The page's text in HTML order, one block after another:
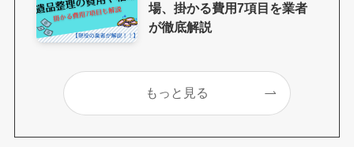
場、掛かる費用7項目を業者
が徹底解説
もっと見る